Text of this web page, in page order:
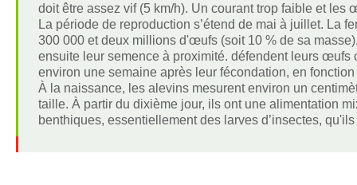
doit être assez vif (5 km/h). Un courant trop faible et
La période de reproduction s’étend de mai à juillet. La
300 000 et deux millions d'œufs (soit 10 % de sa
ensuite leur semence à proximité. défendent leurs
environ une semaine après leur fécondation, en
À la naissance, les alevins mesurent environ un
taille. À partir du dixième jour, ils ont une alimentation
benthiques, essentiellement des larves d’insectes,